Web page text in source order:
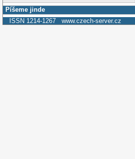
Píšeme jinde
ISSN 1214-1267 www.czech-server.cz